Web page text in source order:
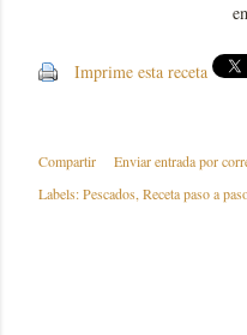
Imprime esta receta
Compartir
Enviar entrada por
Labels:Pescados Receta paso a